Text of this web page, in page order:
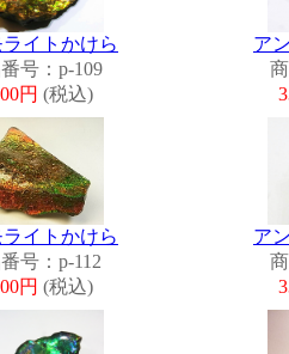
イトかけら
号：p-109
円 (税込)
ア
イトかけら
号：p-112
円 (税込)
ア